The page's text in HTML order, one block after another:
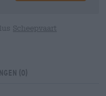
Scheepvaart
(0)